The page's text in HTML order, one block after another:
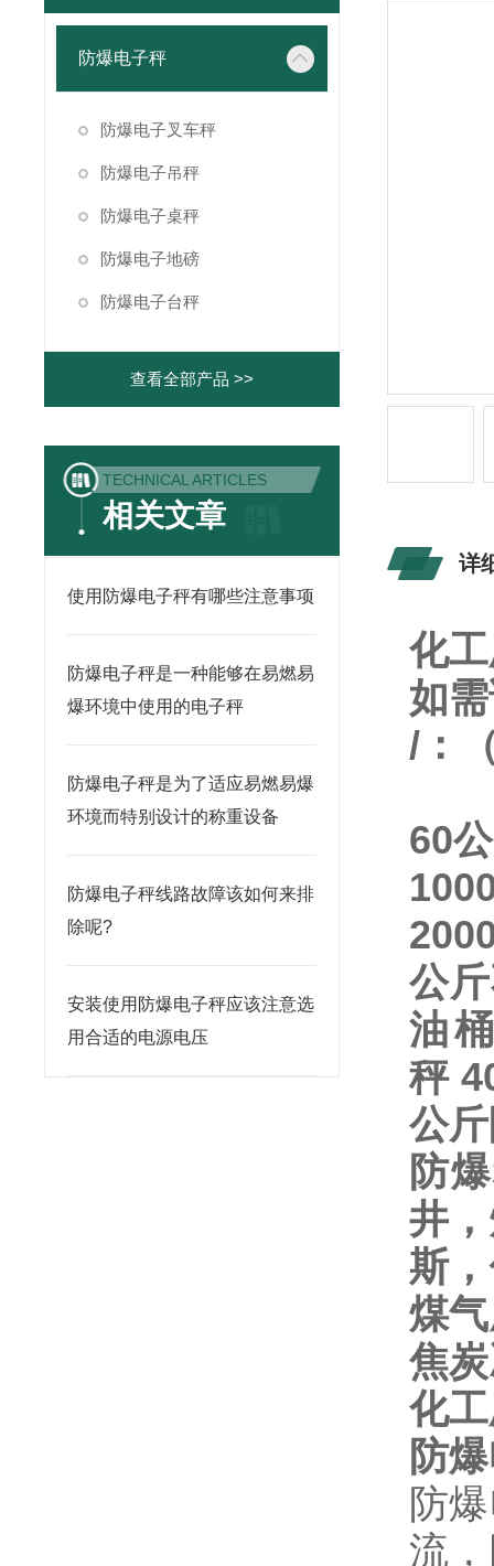
防爆电子秤
防爆电子叉车秤
防爆电子吊秤
防爆电子桌秤
防爆电子地磅
防爆电子台秤
查看全部产品 >>
TECHNICAL ARTICLES
相关文章
使用防爆电子秤有哪些注意事项
防爆电子秤是一种能够在易燃易
爆环境中使用的电子秤
防爆电子秤是为了适应易燃易爆
环境而特别设计的称重设备
防爆电子秤线路故障该如何来排
除呢?
安装使用防爆电子秤应该注意选
用合适的电源电压
详
化
如
/ ：
60
公
油
秤
公
防
井
斯
煤
焦
化
防
防
流